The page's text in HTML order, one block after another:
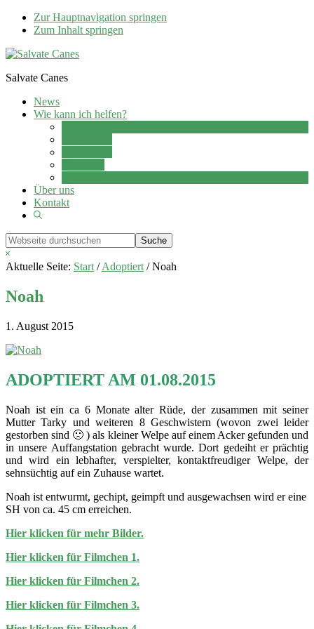
Zur Hauptnavigation springen
Zum Inhalt springen
Salvate Canes
News
Wie kann ich helfen?
Über uns
Kontakt
Show
Webseite
durchsuchen
Hide
Search
Aktuelle Seite: Start / Adoptiert /Noah
Noah
1. August 2015
ADOPTIERT AM 01.08.2015
Noah ist ein ca 6 Monate alter Rüde, der zusammen mit seiner
Mutter Tarky und weiteren 8 Geschwistern (wovon zwei leider
gestorben sind 🙁 ) als kleiner Welpe auf einem Acker gefunden und
in unsere Auffangstation gebracht wurde. Dort gedeiht er prächtig
und wird ein lebhafter, verspielter, kontaktfreudiger Welpe, der
sehnsüchtig auf ein Zuhause wartet.
Noah ist entwurmt, gechipt, geimpft und ausgewachsen wird er eine
SH von ca. 45 cm erreichen.
Hier klicken für mehr Bilder.
Hier klicken für Filmchen 1.
Hier klicken für Filmchen 2.
Hier klicken für Filmchen 3.